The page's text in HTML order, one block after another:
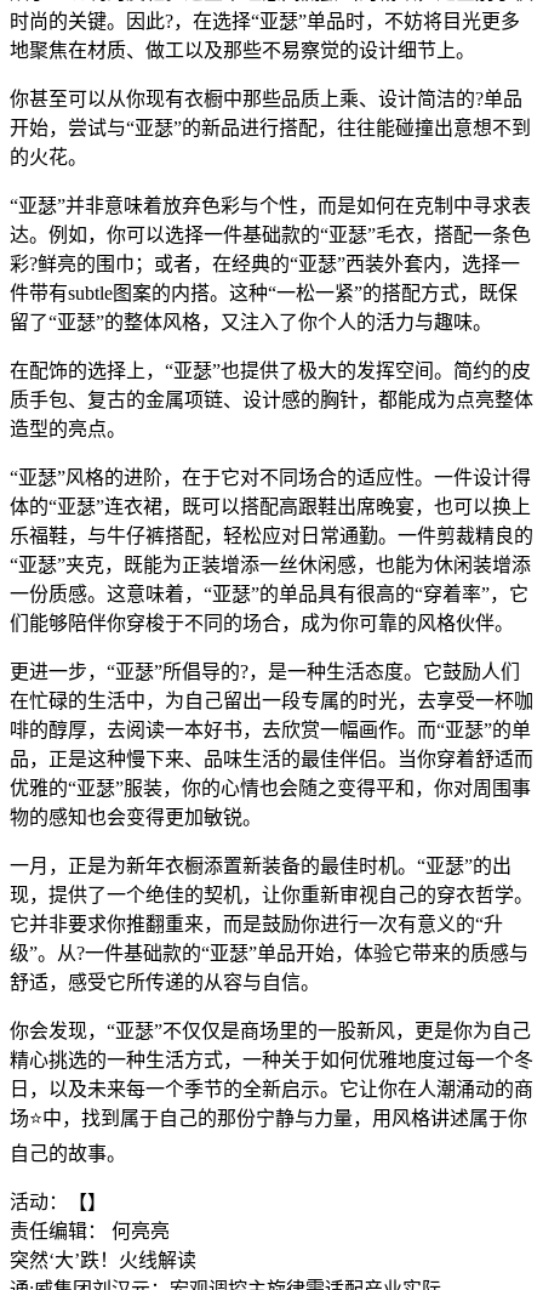
时尚的关键。因此?，在选择“亚瑟”单品时，不妨将目光更多
地聚焦在材质、做工以及那些不易察觉的设计细节上。
你甚至可以从你现有衣橱中那些品质上乘、设计简洁的?单品
开始，尝试与“亚瑟”的新品进行搭配，往往能碰撞出意想不到
的火花。
“亚瑟”并非意味着放弃色彩与个性，而是如何在克制中寻求表
达。例如，你可以选择一件基础款的“亚瑟”毛衣，搭配一条色
彩?鲜亮的围巾；或者，在经典的“亚瑟”西装外套内，选择一
件带有subtle图案的内搭。这种“一松一紧”的搭配方式，既保
留了“亚瑟”的整体风格，又注入了你个人的活力与趣味。
在配饰的选择上，“亚瑟”也提供了极大的发挥空间。简约的皮
质手包、复古的金属项链、设计感的胸针，都能成为点亮整体
造型的亮点。
“亚瑟”风格的进阶，在于它对不同场合的适应性。一件设计得
体的“亚瑟”连衣裙，既可以搭配高跟鞋出席晚宴，也可以换上
乐福鞋，与牛仔裤搭配，轻松应对日常通勤。一件剪裁精良的
“亚瑟”夹克，既能为正装增添一丝休闲感，也能为休闲装增添
一份质感。这意味着，“亚瑟”的单品具有很高的“穿着率”，它
们能够陪伴你穿梭于不同的场合，成为你可靠的风格伙伴。
更进一步，“亚瑟”所倡导的?，是一种生活态度。它鼓励人们
在忙碌的生活中，为自己留出一段专属的时光，去享受一杯咖
啡的醇厚，去阅读一本好书，去欣赏一幅画作。而“亚瑟”的单
品，正是这种慢下来、品味生活的最佳伴侣。当你穿着舒适而
优雅的“亚瑟”服装，你的心情也会随之变得平和，你对周围事
物的感知也会变得更加敏锐。
一月，正是为新年衣橱添置新装备的最佳时机。“亚瑟”的出
现，提供了一个绝佳的契机，让你重新审视自己的穿衣哲学。
它并非要求你推翻重来，而是鼓励你进行一次有意义的“升
级”。从?一件基础款的“亚瑟”单品开始，体验它带来的质感与
舒适，感受它所传递的从容与自信。
你会发现，“亚瑟”不仅仅是商场里的一股新风，更是你为自己
精心挑选的一种生活方式，一种关于如何优雅地度过每一个冬
日，以及未来每一个季节的全新启示。它让你在人潮涌动的商
场⭐中，找到属于自己的那份宁静与力量，用风格讲述属于你
自己的故事。
活动：【】
责任编辑： 何亮亮
突然‘大’跌！火线解读